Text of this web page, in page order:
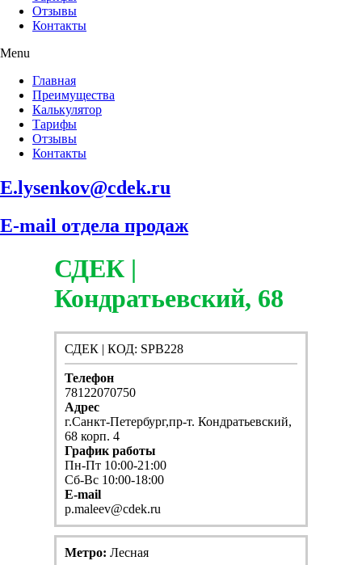
Отзывы
Контакты
Menu
Главная
Преимущества
Калькулятор
Тарифы
Отзывы
Контакты
E.lysenkov@cdek.ru
E-mail отдела продаж
СДЕК |
Кондратьевский, 68
СДЕК | КОД: SPB228
Телефон
78122070750
Адрес
г.Санкт-Петербург,пр-т. Кондратьевский,
68 корп. 4
График работы
Пн-Пт 10:00-21:00
Сб-Вс 10:00-18:00
E-mail
p.maleev@cdek.ru
Метро:Лесная